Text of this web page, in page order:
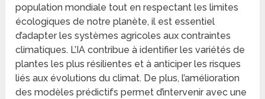
population mondiale tout en respectant les limites
écologiques de notre planète, il est essentiel
d’adapter les systèmes agricoles aux contraintes
climatiques. L’IA contribue à identifier les variétés de
plantes les plus résilientes et à anticiper les risques
liés aux évolutions du climat. De plus, l’amélioration
des modèles prédictifs permet d’intervenir avec une